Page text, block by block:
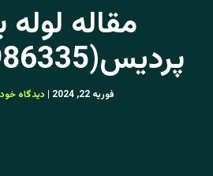
مقاله لوله
پردیس(09128986335)
فوریه 22, 2024 | دیدگاه‌